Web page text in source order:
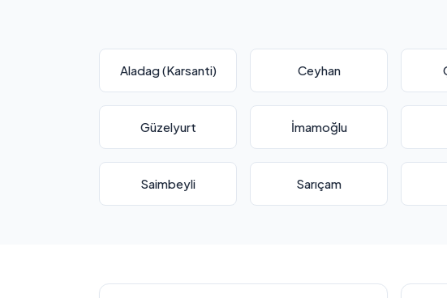
Aladag (Karsanti) Ceyhan
Güzelyurt İmamoğlu
Saimbeyli Sarıçam